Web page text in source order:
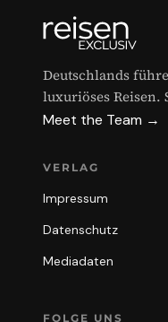
Deutschlands
luxuriöses Reisen.
Meet the Team →
VERLAG
Impressum
Datenschutz
Mediadaten
FOLGE UNS